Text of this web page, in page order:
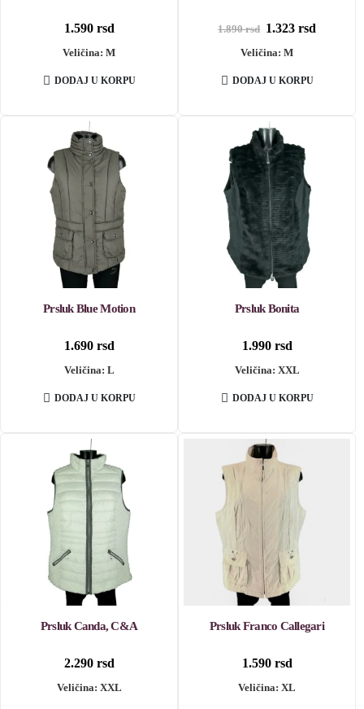
1.590 rsd
Veličina: M
DODAJ U KORPU
1.890rsd Originalna
je
1.890 rsd.
1.323 rsd
Veličina: M
DODAJ U KORPU
Prsluk Blue Motion
1.690 rsd
Veličina: L
DODAJ U KORPU
Prsluk Bonita
1.990 rsd
Veličina: XXL
DODAJ U KORPU
Prsluk Canda, C&A
2.290 rsd
Veličina: XXL
Prsluk Franco Callegari
1.590 rsd
Veličina: XL